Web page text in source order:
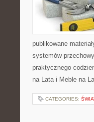
publikowane
systemów
praktycznego
na Lata i Meble na
CATEGORIES: